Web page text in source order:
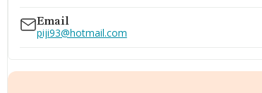
Email
piji93@hotmail.com